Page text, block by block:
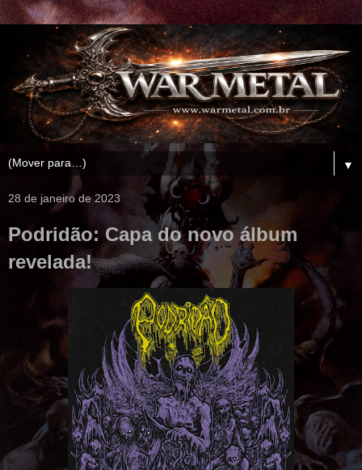
▼
28 de janeiro de 2023
Podridão: Capa do novo álbum
revelada!